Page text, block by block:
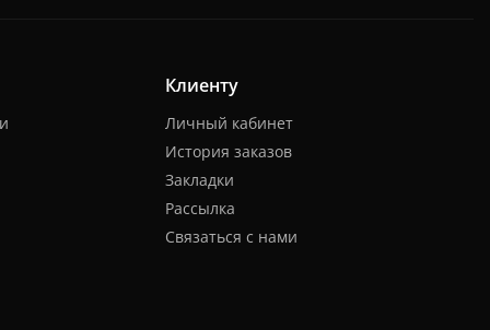
Клиенту
Личный кабинет
История заказов
Закладки
Рассылка
Связаться с нами